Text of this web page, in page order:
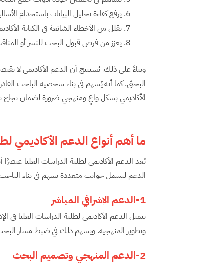
يرفع كفاءة تحليل البيانات باستخدام
يقلل من الأخطاء الشائعة في الكتابة
يعزز من فرص قبول البحث للنشر أو المناقشة
وبناءً على ذلك، يُستنتج أن الدعم الأكاديمي لا
البحثي. كما أنه يُسهم في بناء شخصية الباحث
الأكاديمي بشكل واعٍ ومنهجي ضرورة لضمان نجاح
ما أهم أنواع الدعم الأكاديمي
يُعد الدعم الأكاديمي لطلبة الدراسات العليا
الدعم ليشمل جوانب متعددة تسهم في بناء
1-الدعم الإشرافي المباشر
يتمثل الدعم الأكاديمي لطلبة الدراسات العليا
وتطوير المنهجية. ويسهم ذلك في ضبط مسار
2-الدعم المنهجي وتصميم البحث